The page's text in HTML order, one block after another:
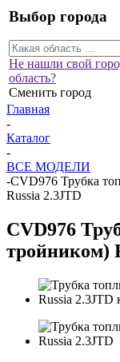
Выбор города
Не нашли свой
область?
Сменить город
Главная
-
Каталог
-
ВСЕ МОДЕЛИ
-CVD976 Трубка
Russia 2.3JTD
CVD976
тройником)